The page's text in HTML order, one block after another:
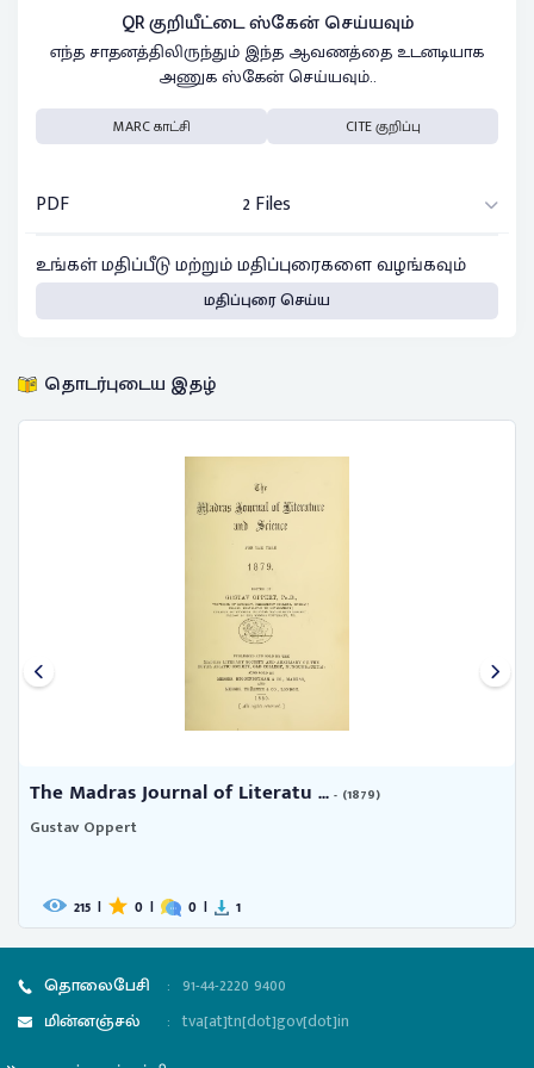
QR குறியீட்டை ஸ்கேன் செய்யவும்
எந்த சாதனத்திலிருந்தும் இந்த ஆவணத்தை உடனடியாக
அணுக ஸ்கேன் செய்யவும்..
MARC காட்சி CITE குறிப்பு
PDF
2 Files
உங்கள் மதிப்பீடு மற்றும் மதிப்புரைகளை வழங்கவும்
மதிப்புரை செய்ய
தொடர்புடைய இதழ்
The Madras Journal of Literatu ...- (1879)
Gustav Oppert
215 | 0 | 0 | 1
தொலைபேசி : 91-44-2220 9400
மின்னஞ்சல்
: tva[at]tn[dot]gov[dot]in